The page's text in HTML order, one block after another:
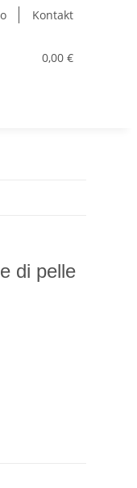
Kontakt
0,00 €
di pelle